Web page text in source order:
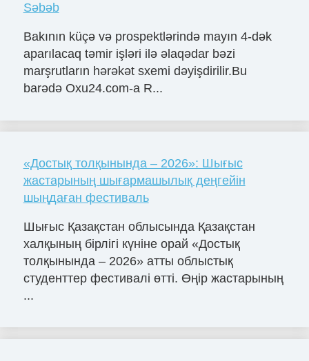
Səbəb
Bakının küçə və prospektlərində mayın 4-dək
aparılacaq təmir işləri ilə əlaqədar bəzi
marşrutların hərəkət sxemi dəyişdirilir.Bu
barədə Oxu24.com-a R...
«Достық толқынында – 2026»: Шығыс
жастарының шығармашылық деңгейін
шыңдаған фестиваль
Шығыс Қазақстан облысында Қазақстан
халқының бірлігі күніне орай «Достық
толқынында – 2026» атты облыстық
студенттер фестивалі өтті. Өңір жастарының
...